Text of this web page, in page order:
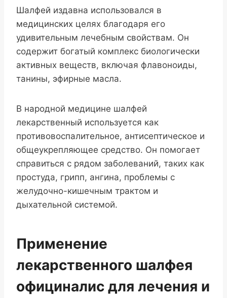
Шалфей издавна использовался в
медицинских целях благодаря его
удивительным лечебным свойствам. Он
содержит богатый комплекс биологически
активных веществ, включая флавоноиды,
танины, эфирные масла.
В народной медицине шалфей
лекарственный используется как
противовоспалительное, антисептическое и
общеукрепляющее средство. Он помогает
справиться с рядом заболеваний, таких как
простуда, грипп, ангина, проблемы с
желудочно-кишечным трактом и
дыхательной системой.
Применение
лекарственного шалфея
официналис для лечения и